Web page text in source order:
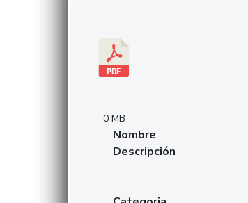
0 MB
Nombre
Descripción